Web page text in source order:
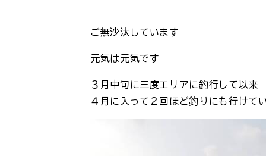
ご無沙汰しています
元気は元気です
３月中旬に三度エリアに釣行して以来
４月に入って２回ほど釣りにも行けて